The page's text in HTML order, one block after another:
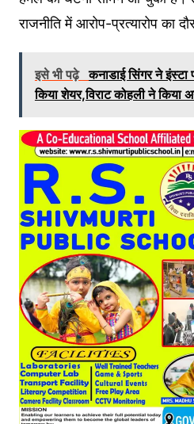
राजनीति में आरोप-प्रत्यारोप का
इसे भी पढ़े कनाडाई सिंगर ने
किया शेयर,विराट कोहली ने किया